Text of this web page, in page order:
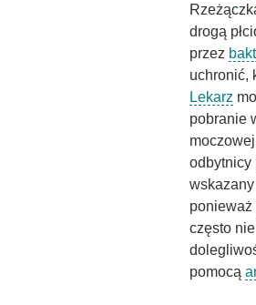
drogą
przez
uchronić,
Lekarz
pobranie
odbytnicy
ponieważ
często
pomocą